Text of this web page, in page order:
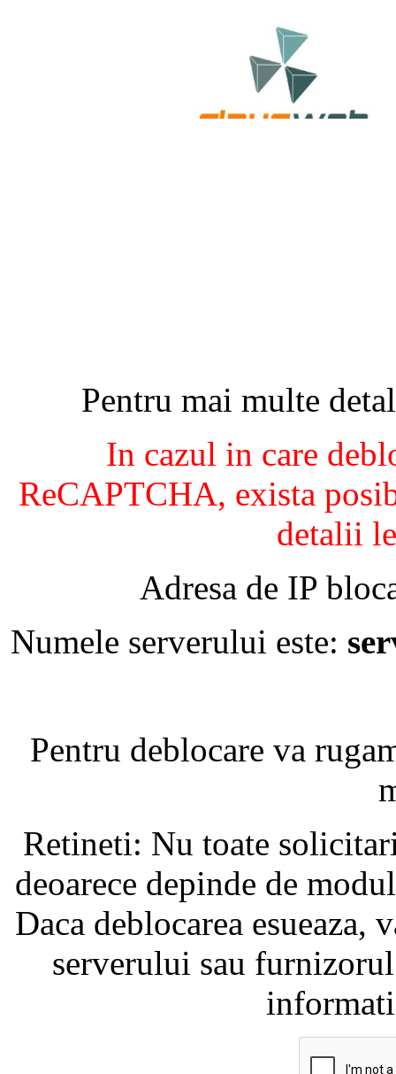
Pentru mai multe
In cazul in care
ReCAPTCHA, exista
detalii
Adresa de IP
Numele serverului este:
Pentru deblocare va
Retineti: Nu toate
deoarece depinde de
Daca deblocarea
serverului sau